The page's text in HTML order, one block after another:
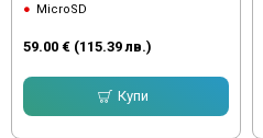
MicroSD
59.00 € (115.39 лв.)
Купи